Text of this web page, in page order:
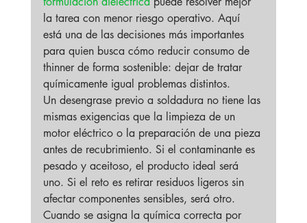
la tarea con menor riesgo operativo. Aquí
está una de las decisiones más importantes
para quien busca cómo reducir consumo de
thinner de forma sostenible: dejar de tratar
químicamente igual problemas distintos.
Un desengrase previo a soldadura no tiene las
mismas exigencias que la limpieza de un
motor eléctrico o la preparación de una pieza
antes de recubrimiento. Si el contaminante es
pesado y aceitoso, el producto ideal será
uno. Si el reto es retirar residuos ligeros sin
afectar componentes sensibles, será otro.
Cuando se asigna la química correcta por